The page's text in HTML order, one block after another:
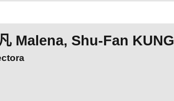
Malena, Shu-Fan KUNG